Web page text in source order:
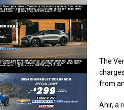
The
from
Ahir, a